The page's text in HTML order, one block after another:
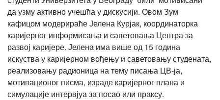
да узму активно учешћа у дискусији. Овом Зум
кафицом модерираће Јелена Курјак, координаторка
каријерног информисања и саветовања Центра за
развој каријере. Јелена има више од 15 година
искуства у каријерном вођењу и саветовању студената,
реализовању радионица на тему писања ЦВ-ја,
мотивационог писма, израде каријерног плана и
симулације интервјуа за посао или праксу.